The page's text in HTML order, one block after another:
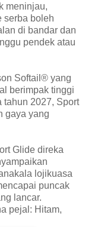
meninjau,
serba boleh
di bandar dan
pendek atau
Softail® yang
berimpak tinggi
tahun 2027, Sport
gaya yang
Glide direka
lojikuasa
puncak
lancar.
pejal: Hitam,